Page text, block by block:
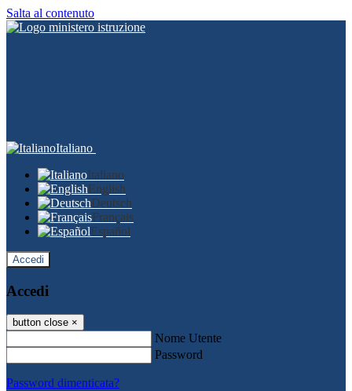
Salta al contenuto
Italiano
Italiano
English
Deutsch
Français
Español
Accedi
Accedi
button close ×
Nome Utente
Password
Password dimenticata?